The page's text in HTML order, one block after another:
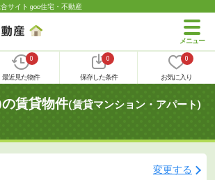
サイト goo住宅・不動産
0
最近見た物件
0
保存した条件
0
お気に入り
賃貸物件(賃貸マンション・アパート)
変更する